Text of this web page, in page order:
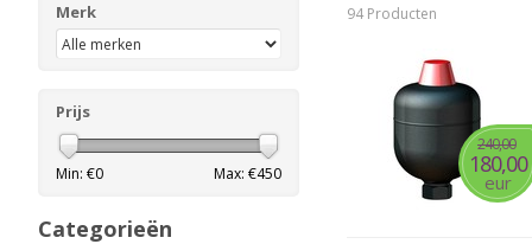
94 Producten
240,00
180,00
eur
Merk
Prijs
Min: €0 Max: €450
Categorieën